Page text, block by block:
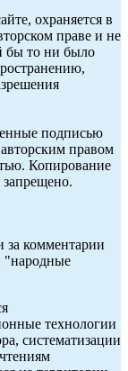
охраняется в
праве и не
бы то ни было
подписью
правом
Копирование
запрещено.
за комментарии
"народные
технологии
систематизации